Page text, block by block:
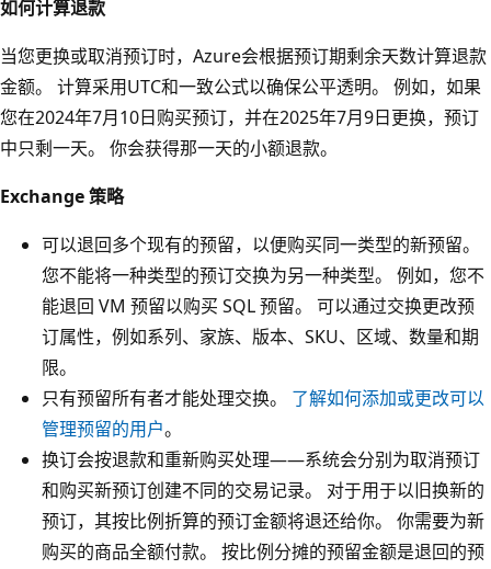
如何计算退款
当您更换或取消预订时，Azure会根据预订期剩余天数计算退款
金额。 计算采用UTC和一致公式以确保公平透明。 例如，如果
您在2024年7月10日购买预订，并在2025年7月9日更换，预订
中只剩一天。 你会获得那一天的小额退款。
Exchange 策略
可以退回多个现有的预留，以便购买同一类型的新预留。
您不能将一种类型的预订交换为另一种类型。 例如，您不
能退回 VM 预留以购买 SQL 预留。 可以通过交换更改预
订属性，例如系列、家族、版本、SKU、区域、数量和期
限。
只有预留所有者才能处理交换。 了解如何添加或更改可以
管理预留的用户。
换订会按退款和重新购买处理——系统会分别为取消预订
和购买新预订创建不同的交易记录。 对于用于以旧换新的
预订，其按比例折算的预订金额将退还给你。 你需要为新
购买的商品全额付款。 按比例分摊的预留金额是退回的预